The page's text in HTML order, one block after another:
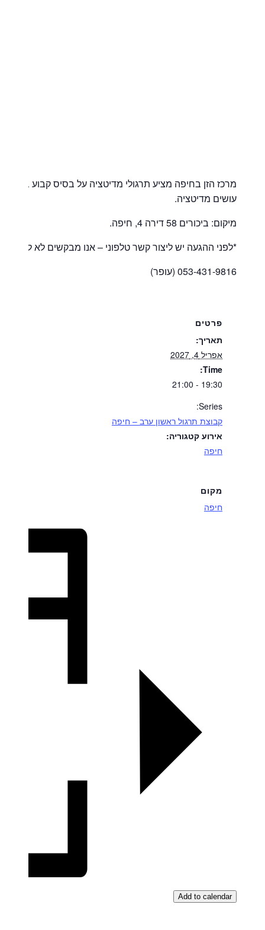
מרכז הזן בחיפה מציע תרגולי מדיטציה על בסיס קבוע בימי
עושים מדיטציה.
מיקום: ביכורים 58 דירה 4, חיפה.
*לפני ההגעה יש ליצור קשר טלפוני – אנו מבקשים לא
053-431-9816 (עופר)
פרטים
תאריך:
אפריל 4, 2027
Time:
19:30 - 21:00
Series:
קבוצת תרגול ראשון ערב – חיפה
אירוע קטגוריה:
חיפה
מקום
חיפה
Add to calendar